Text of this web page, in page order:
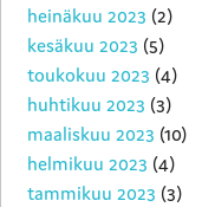
heinäkuu 2023 (2)
kesäkuu 2023 (5)
toukokuu 2023 (4)
huhtikuu 2023 (3)
maaliskuu 2023 (10)
helmikuu 2023 (4)
tammikuu 2023 (3)